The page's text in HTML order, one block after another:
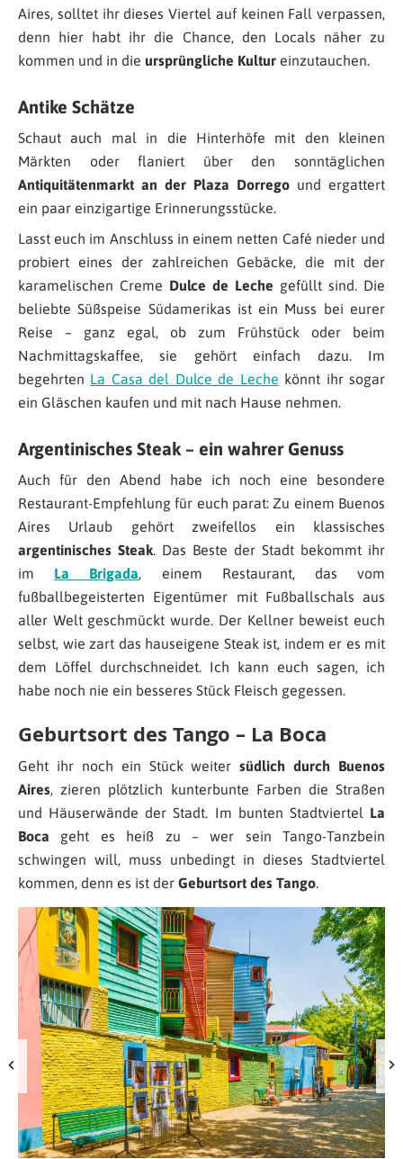
Aires, solltet ihr dieses Viertel auf keinen Fall verpassen,
denn hier habt ihr die Chance, den Locals näher zu
kommen und in die ursprüngliche Kultur einzutauchen.
Antike Schätze
Schaut auch mal in die Hinterhöfe mit den kleinen
Märkten oder flaniert über den sonntäglichen
Antiquitätenmarkt an der Plaza Dorrego und ergattert
ein paar einzigartige Erinnerungsstücke.
Lasst euch im Anschluss in einem netten Café nieder und
probiert eines der zahlreichen Gebäcke, die mit der
karamelischen Creme Dulce de Leche gefüllt sind. Die
beliebte Süßspeise Südamerikas ist ein Muss bei eurer
Reise – ganz egal, ob zum Frühstück oder beim
Nachmittagskaffee, sie gehört einfach dazu. Im
begehrten La Casa del Dulce de Leche könnt ihr sogar
ein Gläschen kaufen und mit nach Hause nehmen.
Argentinisches Steak – ein wahrer Genuss
Auch für den Abend habe ich noch eine besondere
Restaurant-Empfehlung für euch parat: Zu einem Buenos
Aires Urlaub gehört zweifellos ein klassisches
argentinisches Steak . Das Beste der Stadt bekommt ihr
im La Brigada , einem Restaurant, das vom
fußballbegeisterten Eigentümer mit Fußballschals aus
aller Welt geschmückt wurde. Der Kellner beweist euch
selbst, wie zart das hauseigene Steak ist, indem er es mit
dem Löffel durchschneidet. Ich kann euch sagen, ich
habe noch nie ein besseres Stück Fleisch gegessen.
Geburtsort des Tango – La Boca
Geht ihr noch ein Stück weitersüdlich durch Buenos
Aires , zieren plötzlich kunterbunte Farben die Straßen
und Häuserwände der Stadt. Im bunten Stadtviertel La
Boca geht es heiß zu – wer sein Tango-Tanzbein
schwingen will, muss unbedingt in dieses Stadtviertel
kommen, denn es ist der Geburtsort des Tango